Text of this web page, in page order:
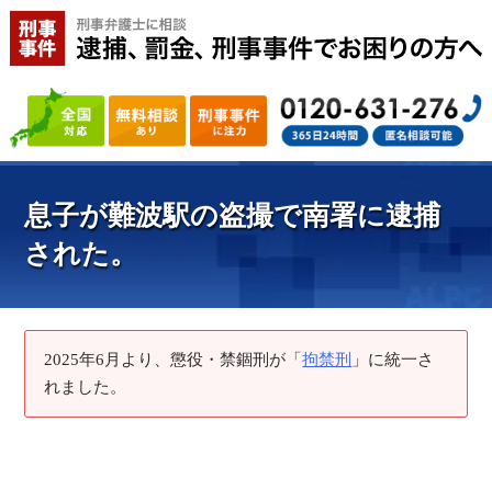
息子が難波駅の盗撮で南署に逮捕
された。
2025年6月より、懲役・禁錮刑が「拘禁刑 」に統一さ
れました。